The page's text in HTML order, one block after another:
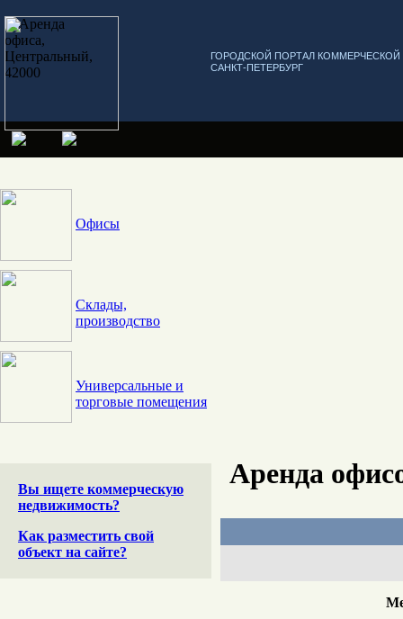
ГОРОДСКОЙ ПОРТАЛ
САНКТ-ПЕТЕРБУРГ
Офисы
Склады,
производство
Универсальные и
торговые помещения
Вы ищете коммерческую
недвижимость?
Как разместить свой
объект на сайте?
Аренда